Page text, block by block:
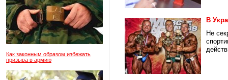
Как законным образом избежать
призыва в армию
В
Не